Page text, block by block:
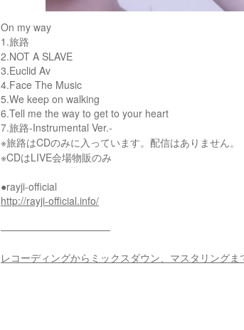
On my way
1.旅路
2.NOT A SLAVE
3.Euclid Av
4.Face The Music
5.We keep on walking
6.Tell me the way to get to your heart
7.旅路-Instrumental Ver.-
※旅路はCDのみに入っています。配信はありません。
※CDはLIVE会場物販のみ
●rayji-official
http://rayji-official.info/
———————————
レコーディングからミックスダウン、マスタリング